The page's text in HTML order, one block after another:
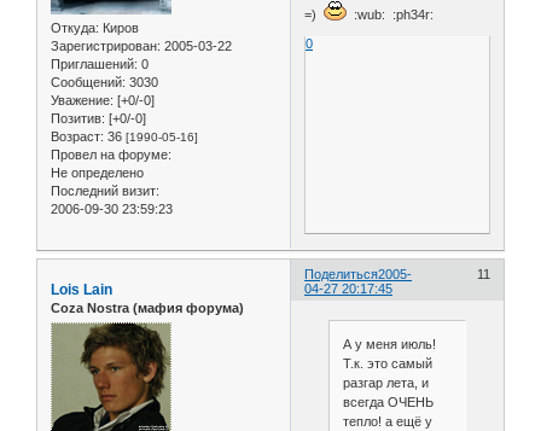
Откуда: Киров
Зарегистрирован: 2005-03-22
Приглашений: 0
Сообщений: 3030
Уважение: [+0/-0]
Позитив: [+0/-0]
Возраст: 36 [1990-05-16]
Провел на форуме:
Не определено
Последний визит:
2006-09-30 23:59:23
=)
:wub: :ph34r:
0
Поделиться 11
2005-
04-27 20:17:45
Lois Lain
Coza Nostra (мафия форума)
А у меня июль!
Т.к. это самый
разгар лета, и
всегда ОЧЕНЬ
тепло! а ещё у